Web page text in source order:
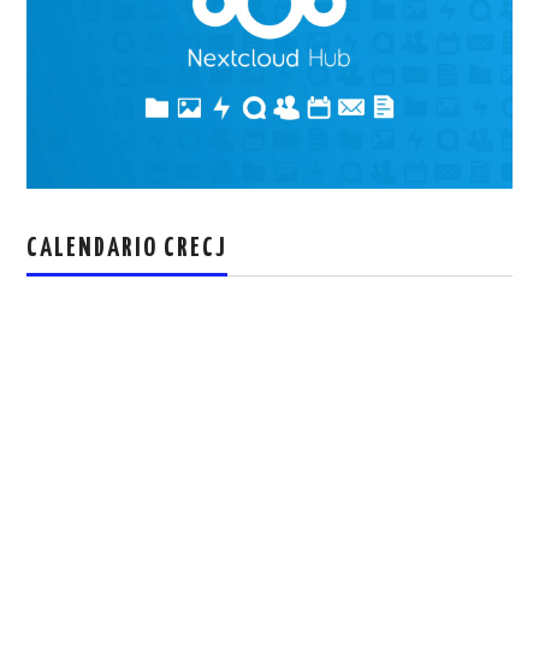
CALENDARIO CRECJ